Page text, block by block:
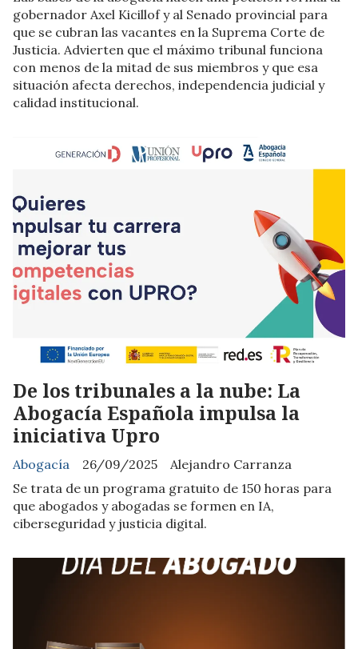
gobernador Axel Kicillof y al Senado provincial para
que se cubran las vacantes en la Suprema Corte de
Justicia. Advierten que el máximo tribunal funciona
con menos de la mitad de sus miembros y que esa
situación afecta derechos, independencia judicial y
calidad institucional.
De los tribunales a la nube: La
Abogacía Española impulsa la
iniciativa Upro
Alejandro Carranza
Abogacía
26/09/2025
Se trata de un programa gratuito de 150 horas para
que abogados y abogadas se formen en IA,
ciberseguridad y justicia digital.